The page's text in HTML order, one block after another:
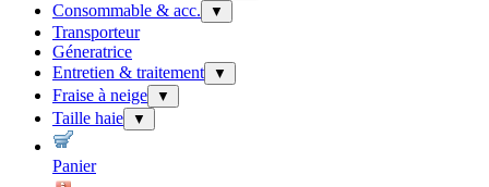
Consommable & acc. ▼
Transporteur
Géneratrice
Entretien & traitement
▼
Fraise à neige ▼
Taille haie ▼
Panier